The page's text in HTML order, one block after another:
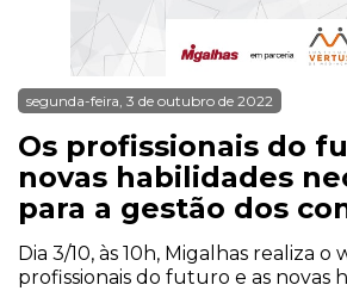
segunda-feira, 3 de outubro de 2022
Os profissionais do
novas habilidades
para a gestão dos
Dia 3/10, às 10h, Migalhas realiza o
profissionais do futuro e as novas